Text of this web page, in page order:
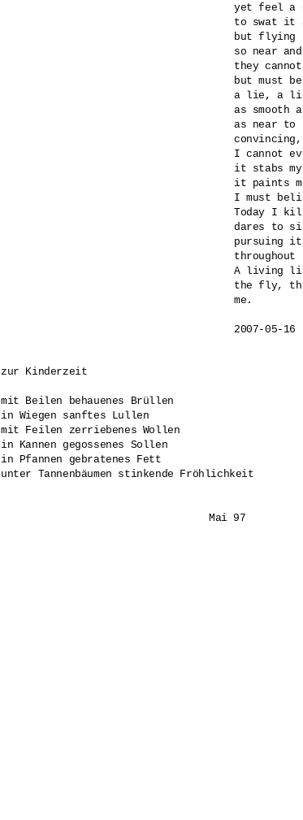
yet feel a
to swat it
but flying
so near
they
but must
a lie, a
as smooth
as near
I cannot
it stabs my
it paints
I must
Today I
dares to
pursuing
A living
the fly,
me.
2007-05-16
zur Kinderzeit
mit Beilen behauenes Brüllen
in Wiegen sanftes Lullen
mit Feilen zerriebenes Wollen
in Kannen gegossenes Sollen
in Pfannen gebratenes Fett
unter Tannenbäumen stinkende Fröhlichkeit
				Mai 97